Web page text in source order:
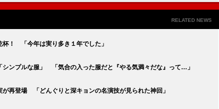
RELATED NEWS
杯！ 「今年は実り多き１年でした」
シンプルな服」 「気合の入った服だと『やる気満々だな』って…」
が再登場 「どんぐりと深キョンの名演技が見られた神回」